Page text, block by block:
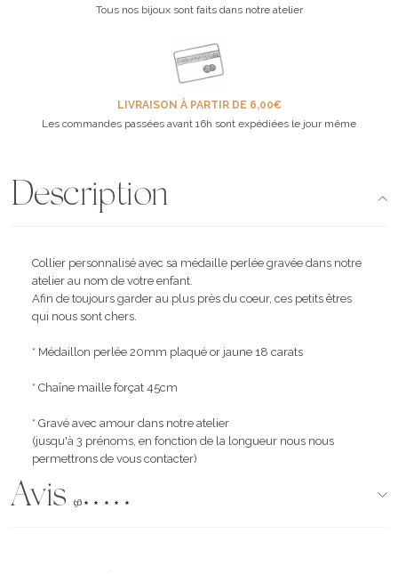
Tous nos bijoux sont faits dans notre atelier
LIVRAISON À PARTIR DE 6,00€
Les commandes passées avant 16h sont expédiées le jour même
Description
Collier personnalisé avec sa médaille perlée gravée dans notre
atelier au nom de votre enfant.
Afin de toujours garder au plus près du coeur, ces petits êtres
qui nous sont chers.
* Médaillon perlée 20mm plaqué or jaune 18 carats
* Chaîne maille forçat 45cm
* Gravé avec amour dans notre atelier
(jusqu'à 3 prénoms, en fonction de la longueur nous nous
permettrons de vous contacter)
Avis (96)